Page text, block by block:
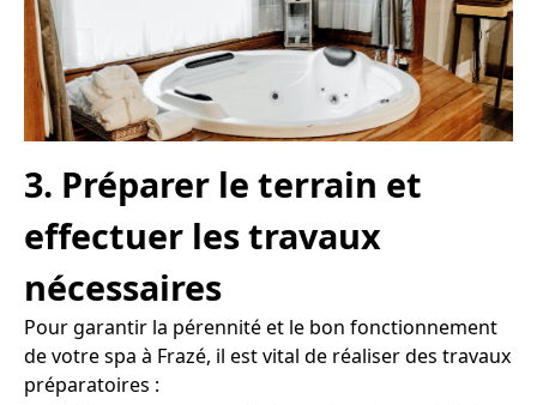
3. Préparer le terrain et
effectuer les travaux
nécessaires
Pour garantir la pérennité et le bon fonctionnement
de votre spa à Frazé, il est vital de réaliser des travaux
préparatoires :